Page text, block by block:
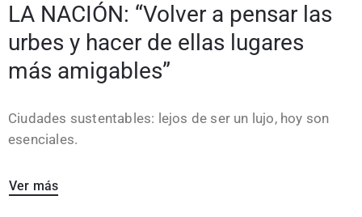
LA NACIÓN: “Volver a pensar las
urbes y hacer de ellas lugares
más amigables”
Ciudades sustentables: lejos de ser un lujo, hoy son
esenciales.
Ver más